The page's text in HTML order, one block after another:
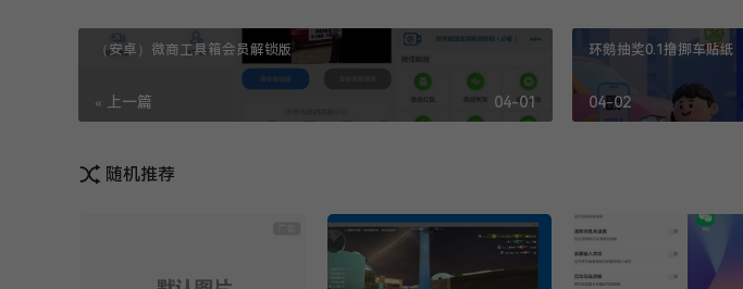
（安卓）微商工具箱会员解锁版
« 上一篇 04-01
环鹅抽奖0.1撸挪车贴纸
04-02
随机推荐